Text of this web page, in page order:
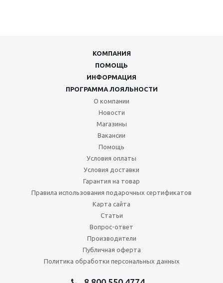
КОМПАНИЯ
ПОМОЩЬ
ИНФОРМАЦИЯ
ПРОГРАММА ЛОЯЛЬНОСТИ
О компании
Новости
Магазины
Вакансии
Помощь
Условия оплаты
Условия доставки
Гарантия на товар
Правила использования подарочных сертификатов
Карта сайта
Статьи
Вопрос-ответ
Производители
Публичная оферта
Политика обработки персональных данных